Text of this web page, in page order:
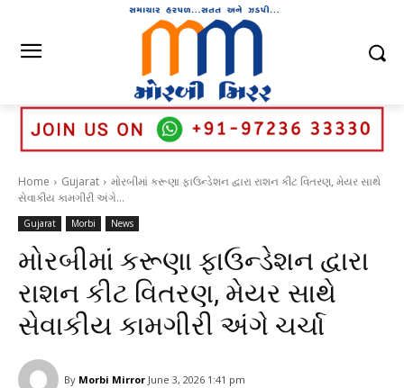
Home Gujarat
મોરબીમાં કરૂણા ફાઉન્ડેશન દ્વારા રાશન કીટ વિતરણ, મેયર સાથે
સેવાકીય કામગીરી અંગે...
Gujarat Morbi News
મોરબીમાં કરૂણા ફાઉન્ડેશન દ્વારા
રાશન કીટ વિતરણ, મેયર સાથે
સેવાકીય કામગીરી અંગે ચર્ચા
By Morbi Mirror June 3, 2026 1:41 pm